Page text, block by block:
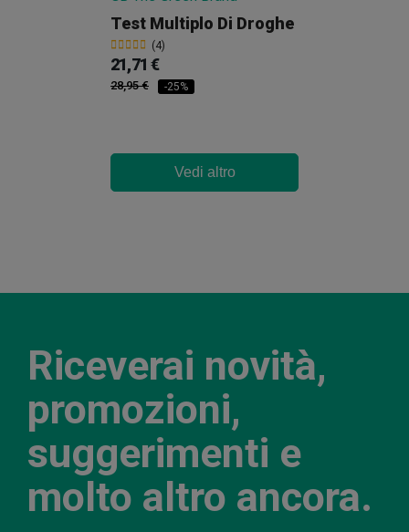
Test Multiplo Di Droghe
(4)
21,71 €
28,95 € -25%
Vedi altro
Riceverai novità,
promozioni,
suggerimenti e
molto altro ancora.